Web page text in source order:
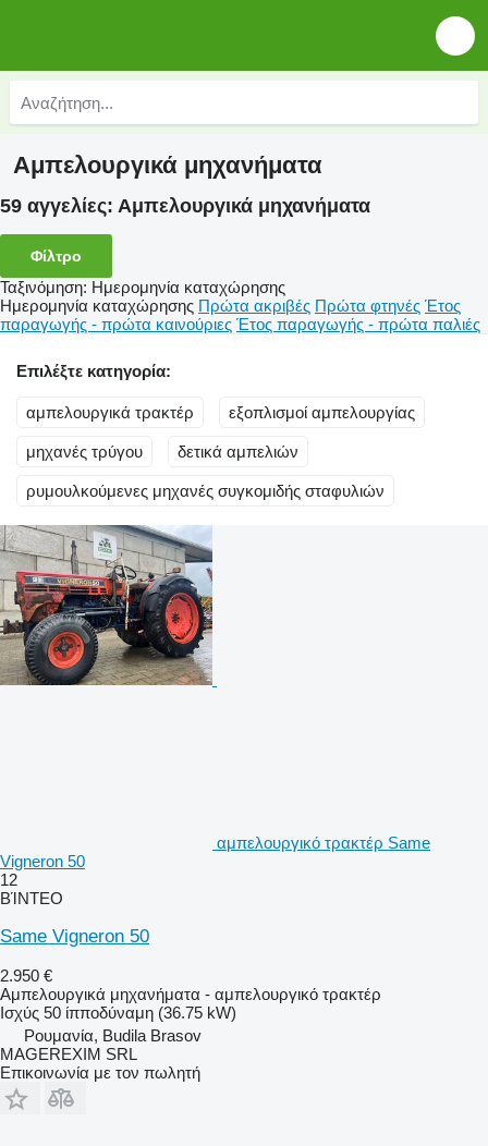
Αμπελουργικά μηχανήματα
59 αγγελίες: Αμπελουργικά μηχανήματα
Φίλτρο
Ταξινόμηση: Ημερομηνία καταχώρησης
Ημερομηνία καταχώρησης Πρώτα ακριβές Πρώτα φτηνές Έτος
παραγωγής - πρώτα καινούριες Έτος παραγωγής - πρώτα παλιές
Επιλέξτε κατηγορία:
αμπελουργικά τρακτέρ εξοπλισμοί αμπελουργίας
μηχανές τρύγου δετικά αμπελιών
ρυμουλκούμενες μηχανές συγκομιδής σταφυλιών
αμπελουργικό τρακτέρ Same
Vigneron 50
12
ΒΊΝΤΕΟ
Same Vigneron 50
2.950 €
Αμπελουργικά μηχανήματα - αμπελουργικό τρακτέρ
Ισχύς 50 ίπποδύναμη (36.75 kW)
Ρουμανία, Budila Brasov
MAGEREXIM SRL
Επικοινωνία με τον πωλητή